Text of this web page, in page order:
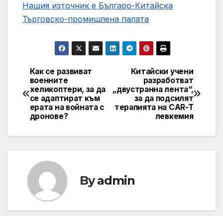
Нашия източник е Българо-Китайска
Търговско-промишлена палaта
Post
navigation
Китайски учени
разработват
„двустранна лента“,
за да подсилят
терапията на CAR-T
левкемия
Как се развиват
военните
хеликоптери, за да
се адаптират към
ерата на войната с
дронове?
Byadmin